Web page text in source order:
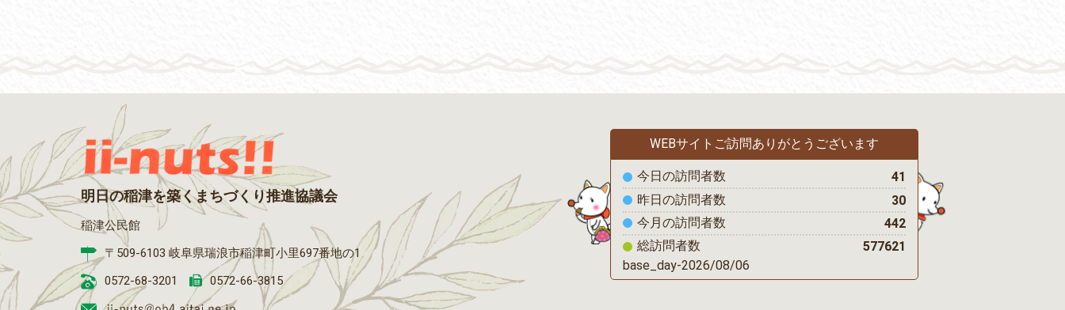
明日の稲津を築くまちづくり推進協議会
稲津公民館
〒509-6103 岐阜県瑞浪市稲津町小里697番地の1
0572-68-3201
0572-66-3815
WEBサイトご訪問ありがとうございます